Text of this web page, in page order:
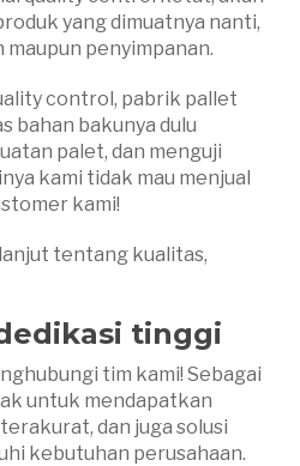
yang dimuatnya nanti,
penyimpanan.
control, pabrik pallet
bahan bakunya dulu
palet, dan menguji
kami tidak mau menjual
kami!
tentang kualitas,
tinggi
tim kami! Sebagai
untuk mendapatkan
dan juga solusi
kebutuhan perusahaan.